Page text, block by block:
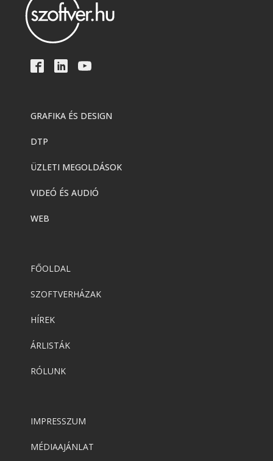
GRAFIKA ÉS DESIGN
DTP
ÜZLETI MEGOLDÁSOK
VIDEÓ ÉS AUDIÓ
WEB
FŐOLDAL
SZOFTVERHÁZAK
HÍREK
ÁRLISTÁK
RÓLUNK
IMPRESSZUM
MÉDIAAJÁNLAT